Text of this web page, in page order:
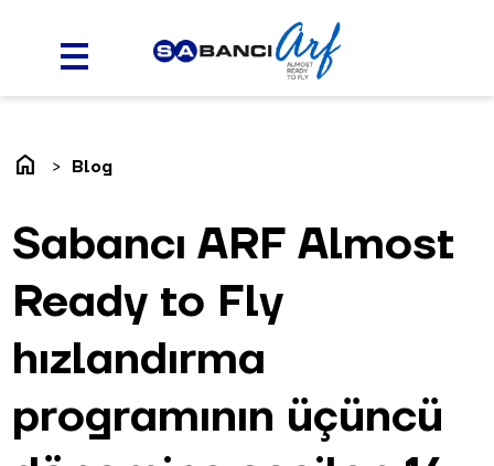
home Blog
Sabancı ARF Almost
Ready to Fly
hızlandırma
programının üçüncü